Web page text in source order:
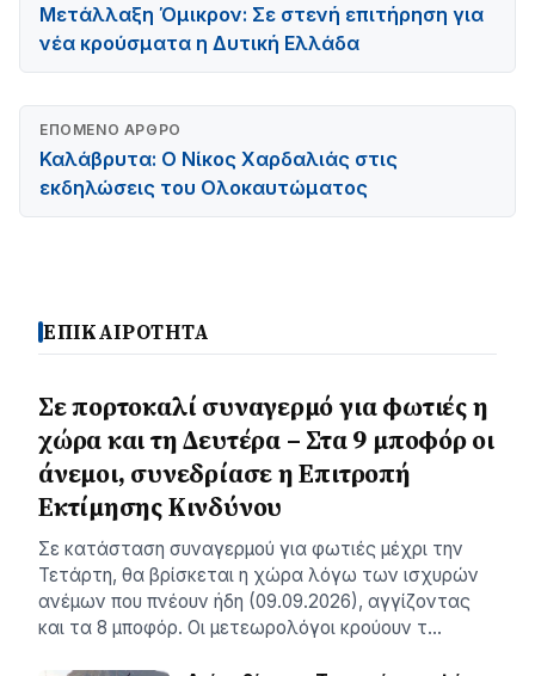
Μετάλλαξη Όμικρον: Σε στενή επιτήρηση για
νέα κρούσματα η Δυτική Ελλάδα
ΕΠΌΜΕΝΟ ΆΡΘΡΟ
Καλάβρυτα: Ο Νίκος Χαρδαλιάς στις
εκδηλώσεις του Ολοκαυτώματος
ΕΠΙΚΑΙΡΟΤΗΤΑ
Σε πορτοκαλί συναγερμό για φωτιές η
χώρα και τη Δευτέρα – Στα 9 μποφόρ οι
άνεμοι, συνεδρίασε η Επιτροπή
Εκτίμησης Κινδύνου
Σε κατάσταση συναγερμού για φωτιές μέχρι την
Τετάρτη, θα βρίσκεται η χώρα λόγω των ισχυρών
ανέμων που πνέουν ήδη (09.09.2026), αγγίζοντας
και τα 8 μποφόρ. Οι μετεωρολόγοι κρούουν τ…